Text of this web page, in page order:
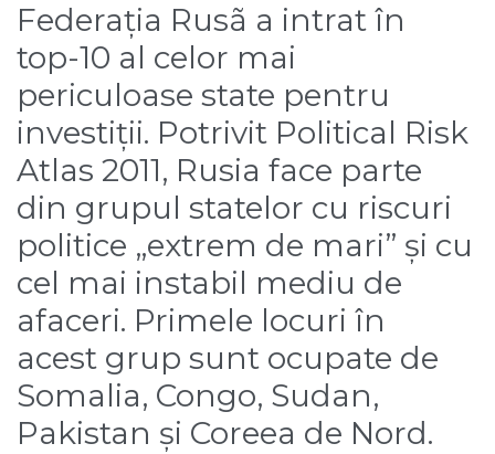
Federația Rusã a intrat în
top-10 al celor mai
periculoase state pentru
investiții. Potrivit Political Risk
Atlas 2011, Rusia face parte
din grupul statelor cu riscuri
politice „extrem de mari” și cu
cel mai instabil mediu de
afaceri. Primele locuri în
acest grup sunt ocupate de
Somalia, Congo, Sudan,
Pakistan și Coreea de Nord.